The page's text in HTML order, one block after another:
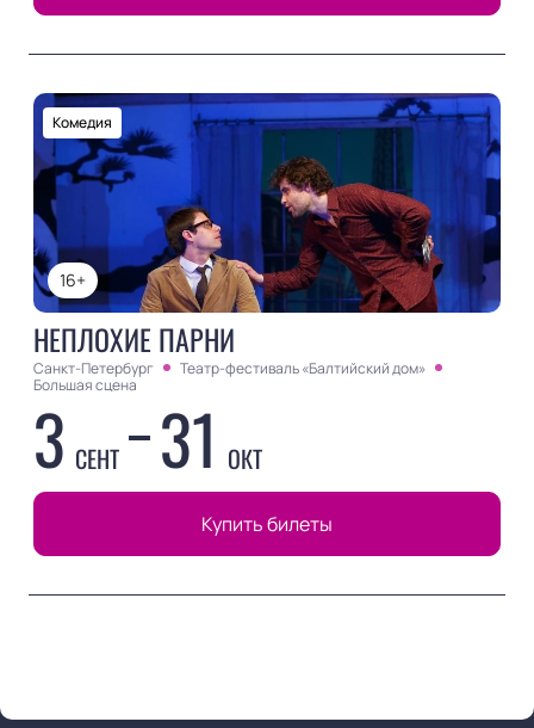
16+
Комедия
НЕПЛОХИЕ ПАРНИ
Санкт-Петербург
Театр-фестиваль «Балтийский дом»
Большая сцена
3 СЕНТ 31 ОКТ
Купить билеты